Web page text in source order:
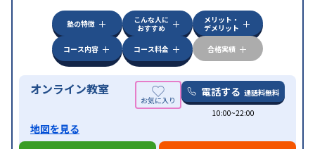
特徴
中高一貫校生に対応授業の振替可能 不登校生に対
オンライン対応 1科目から受講可能季節講習の
みの受講可
自習室あり
塾の特徴
こんな人に
おすすめ
メリット・
デメリット
コース内容
コース料金 合格実績
オンライン教室 電話する 通話料無料
10:00~22:00
地図を見る